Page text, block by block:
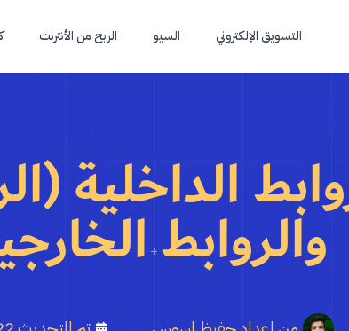
التسويق الإلكتروني السيو الربح من الأنترنت
الداخلية
والروابط